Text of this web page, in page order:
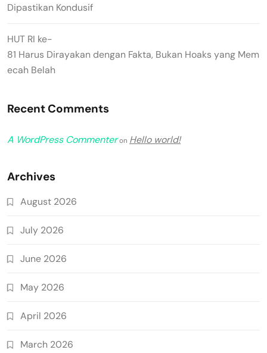
Dipastikan Kondusif
HUT RI ke-
81 Harus Dirayakan dengan Fakta, Bukan Hoaks yang Mem
ecah Belah
Recent Comments
A WordPress Commenteron Hello world!
Archives
August 2026
July 2026
June 2026
May 2026
April 2026
March 2026